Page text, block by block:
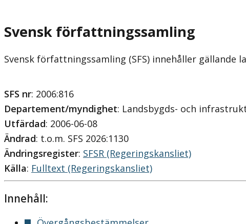
Svensk författningssamling
Svensk författningssamling (SFS) innehåller
SFS nr: 2006:816
Departement/myndighet: Landsbygds- och
Utfärdad: 2006-06-08
Ändrad: t.o.m. SFS 2026:1130
Ändringsregister: SFSR (Regeringskansliet)
Källa: Fulltext (Regeringskansliet)
Innehåll: